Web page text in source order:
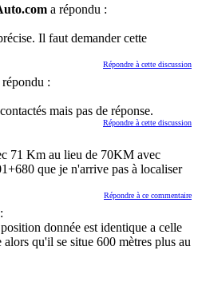
a répondu :
Il faut demander cette
Répondre à cette discussion
répondu :
mais pas de réponse.
Répondre à cette discussion
71 Km au lieu de 70KM avec
que je n'arrive pas à localiser
Répondre à ce commentaire
donnée est identique a celle
qu'il se situe 600 mètres plus au